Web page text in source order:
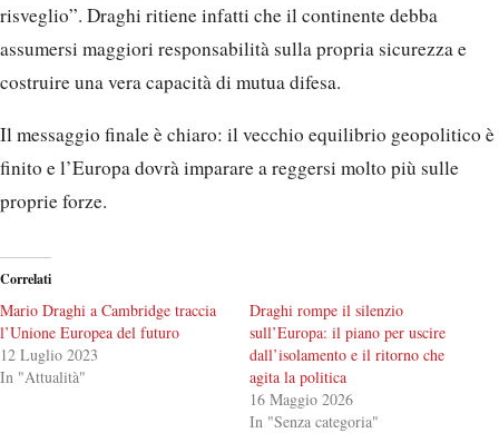
risveglio”. Draghi ritiene infatti che il continente debba
assumersi maggiori responsabilità sulla propria sicurezza e
costruire una vera capacità di mutua difesa.
Il messaggio finale è chiaro: il vecchio equilibrio geopolitico è
finito e l’Europa dovrà imparare a reggersi molto più sulle
proprie forze.
Correlati
Mario Draghi a Cambridge traccia
l’Unione Europea del futuro
12 Luglio 2023
In "Attualità"
Draghi rompe il silenzio
sull’Europa: il piano per uscire
dall’isolamento e il ritorno che
agita la politica
16 Maggio 2026
In "Senza categoria"